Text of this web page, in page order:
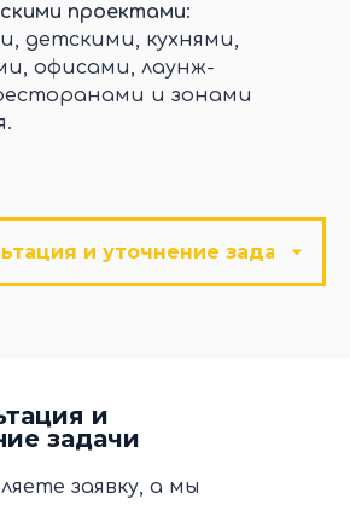
проектами:
детскими, кухнями,
офисами, лаунж-
и зонами
и
задачи
заявку, а мы